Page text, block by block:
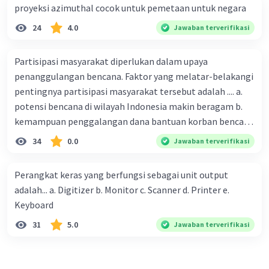
Kesimpulan:
Jadi, batuan sedimen adalah batuan yang terbentuk dari
proses pengendapan material hasil erosi batuan lain
padat. Batuan ini biasanya memiliki lapisan-lapisan atau
strata. Contohnya adalah batu pasir, batu gamping, dan
batu lempung. Semoga penjelasan ini membantu Anda
🙂.
Beri Rating·0.0(0) Balas
proyeksi azimuthal cocok untuk pemetaan untuk negara
24 4.0 Jawaban terverifikasi
Partisipasi masyarakat diperlukan dalam upaya
penanggulangan bencana. Faktor yang melatar-belakangi
pentingnya partisipasi masyarakat tersebut adalah .... a.
potensi bencana di wilayah Indonesia makin beragam b.
kemampuan penggalangan dana bantuan korban bencana
makin tinggi c. pemahaman pendidikan kebencanaan
kepada masyarakat masih rendah d. masyarakat
bencana e. kepercayaan pemerintah bahwa masyarakat
mampu mengatasi bencana
34 0.0 Jawaban terverifikasi
Perangkat keras yang berfungsi sebagai unit output
adalah... a. Digitizer b. Monitor c. Scanner d. Printer e.
Keyboard
31 5.0 Jawaban terverifikasi